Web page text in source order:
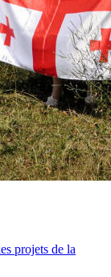
projets de la